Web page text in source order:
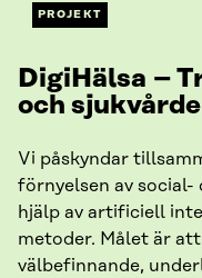
PROJEKT
DigiHälsa –
och
Vi påskyndar
förnyelsen av social-
hjälp av artificiell
metoder. Målet är
välbefinnande,